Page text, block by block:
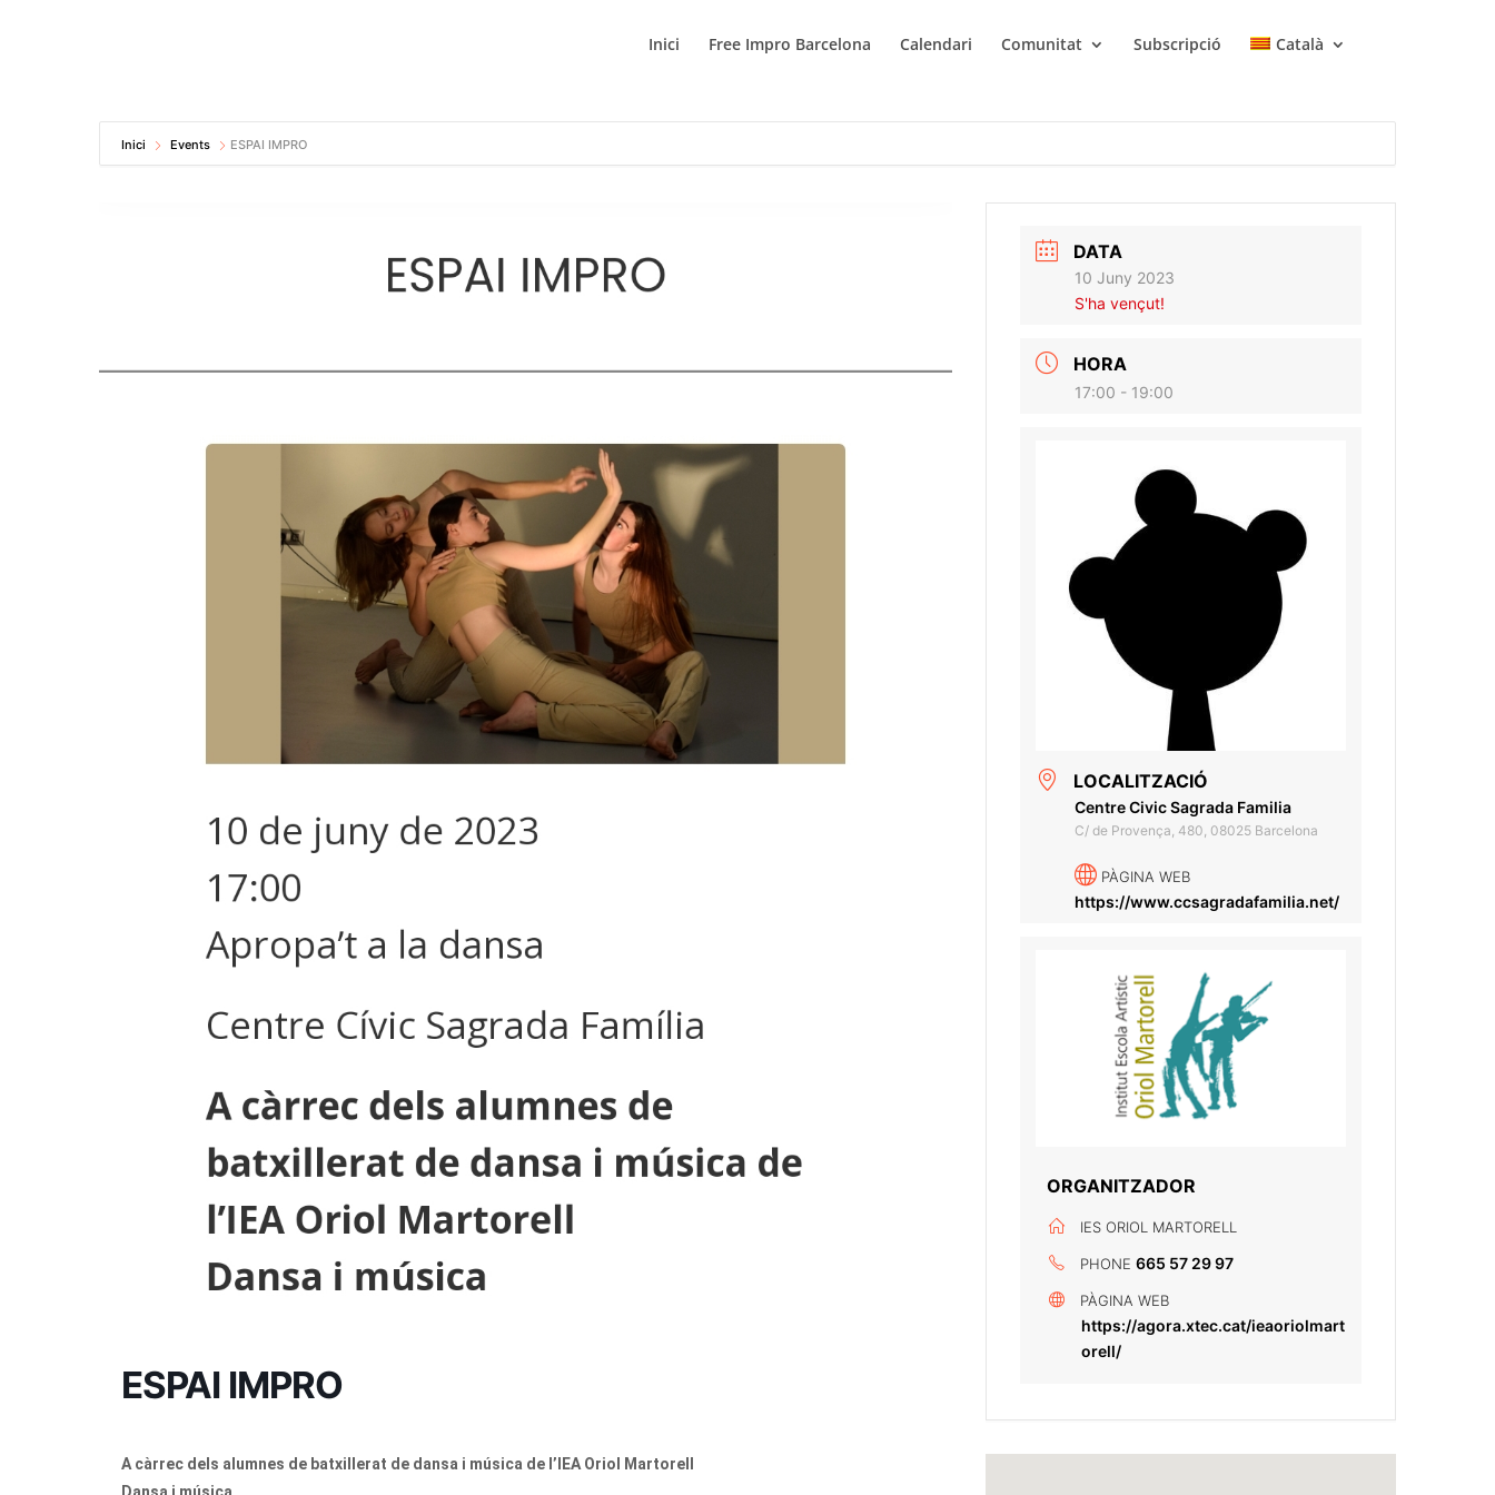
Inici Free Impro Barcelona Calendari Comunitat Subscripció Català
Inici Events ESPAI IMPRO
ESPAI IMPRO
A càrrec dels alumnes de batxillerat de dansa i música de l’IEA Oriol Martorell
Dansa i música
DATA
10 Juny 2023
S'ha vençut!
HORA
17:00 - 19:00
LOCALITZACIÓ
Centre Civic Sagrada Familia
C/ de Provença, 480, 08025 Barcelona
PÀGINA WEB
https://www.ccsagradafamilia.net/
ORGANITZADOR
IES ORIOL MARTORELL
PHONE 665 57 29 97
PÀGINA WEB
https://agora.xtec.cat/ieaoriolmart
orell/